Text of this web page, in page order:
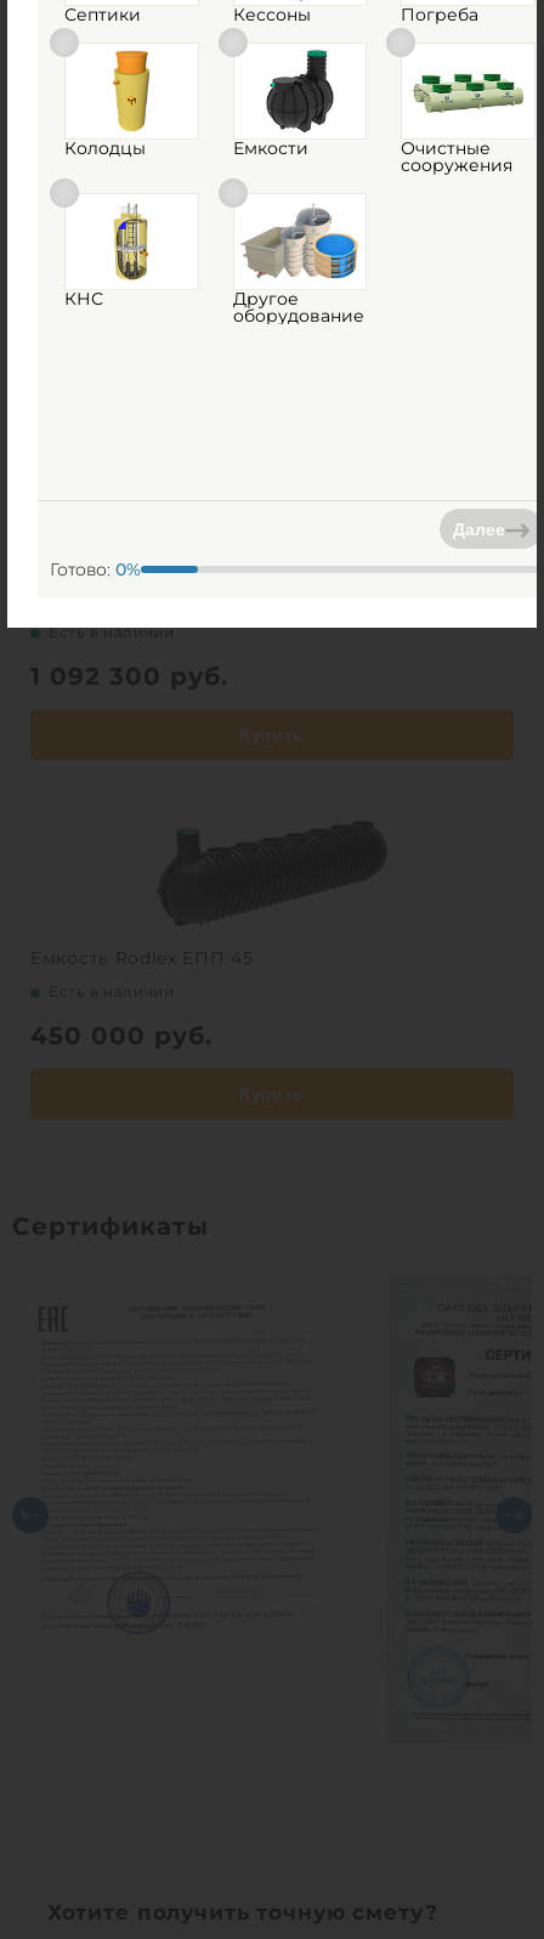
Емкость Multplast М45
Есть в наличии
988 700
Есть в наличии
1 092 300 руб.
Емкость Rodlex ЕПП 45
Есть в наличии
450 000 руб.
Сертификаты
Хотите получить точную смету?
Септики Кессоны Погреба
Колодцы Емкости Очистные
сооружения
КНС Другое
оборудование
Готово: 0%
Далее